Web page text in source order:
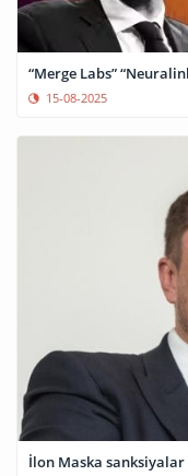
“Merge Labs”
15-08-2025
İlon Maska